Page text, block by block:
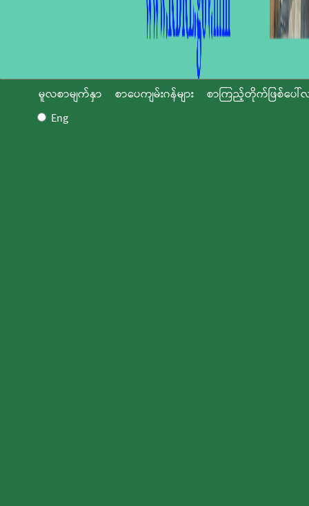
မူလစာမျက်နှာ စာပေကျမ်းဂန်များ
စာကြည့်တိုက်ဖြစ်ပေါ်
Eng